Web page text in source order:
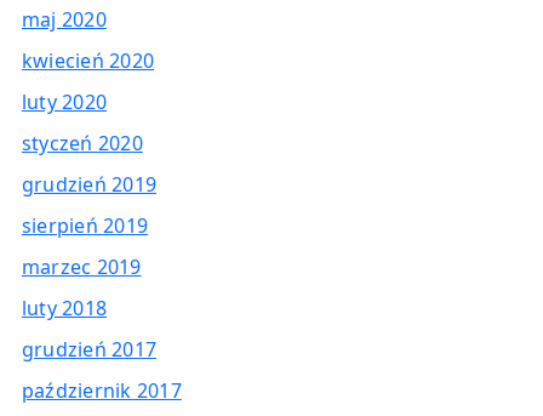
maj 2020
kwiecień 2020
luty 2020
styczeń 2020
grudzień 2019
sierpień 2019
marzec 2019
luty 2018
grudzień 2017
październik 2017